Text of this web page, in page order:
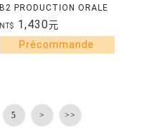
B2 PRODUCTION ORALE
NT$ 1,430元
5 > >>